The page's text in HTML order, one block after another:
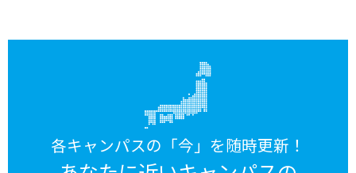
各キャンパスの「今」を随時更新！